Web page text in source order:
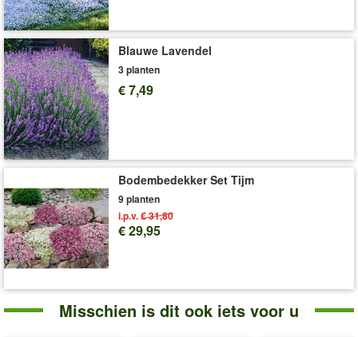
Blauwe Lavendel
3 planten
€ 7,49
Bodembedekker Set Tijm
9 planten
i.p.v.€ 31,80
€ 29,95
Misschien is dit ook iets voor u